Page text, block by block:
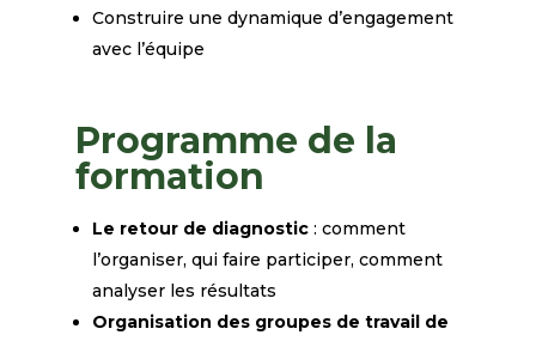
Construire une dynamique d’engagement
avec l’équipe
Programme de la
formation
Le retour de diagnostic: comment
l’organiser, qui faire participer, comment
analyser les résultats
Organisation des groupes de travail de